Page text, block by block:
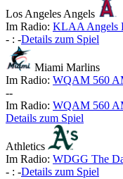
Los Angeles Angels
Im Radio: KLAA Angels
- : -Details zum Spiel
Miami Marlins
Im Radio: WQAM 560
--
Im Radio: WQAM 560
Details zum Spiel
Athletics
Im Radio: WDGG The
- : -Details zum Spiel